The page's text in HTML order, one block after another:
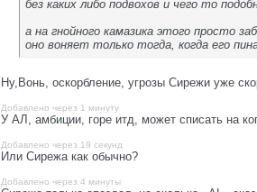
без каких либо подвохов и чего то
а на гнойного камазика этого просто
оно воняет только тогда, когда его
Ну,Вонь, оскорбление, угрозы Сирежи уже
Добавлено через 1 минуту
У АЛ, амбиции, горе итд, может списать на
Добавлено через 19 секунд
Или Сирежа как обычно?
Добавлено через 4 минуты